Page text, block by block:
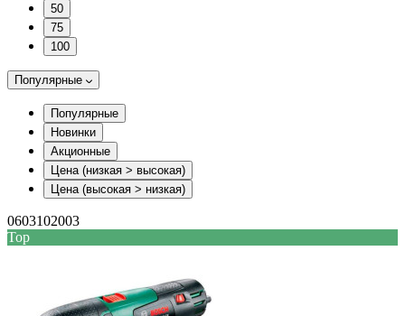
50
75
100
Популярные
Популярные
Новинки
Акционные
Цена (низкая > высокая)
Цена (высокая > низкая)
0603102003
Top